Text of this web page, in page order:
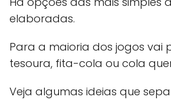
elaboradas.
Para a maioria dos jogos vai
tesoura, fita-cola ou cola
Veja algumas ideias que